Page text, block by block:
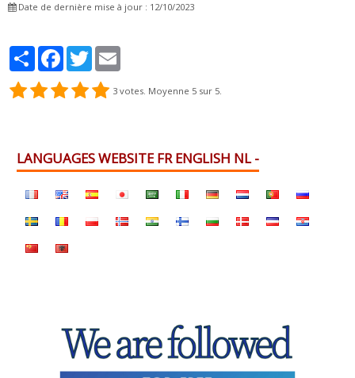
Date de dernière mise à jour : 12/10/2023
PartagerFacebook
Twitter
3 votes. Moyenne 5 sur 5.
LANGUAGES WEBSITE FR ENGLISH NL -